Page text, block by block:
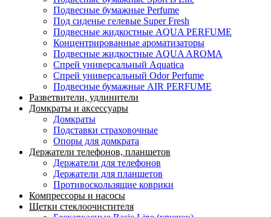
Подвесные бумажные Perfume
Под сиденье гелевые Super Fresh
Подвесные жидкостные AQUA PERFUME
Концентрированные ароматизаторы
Подвесные жидкостные AQUA AROMA
Спрей универсальный Aquatica
Спрей универсальный Odor Perfume
Подвесные бумажные AIR PERFUME
Разветвители, удлинители
Домкраты и аксессуары
Домкраты
Подставки страховочные
Опоры для домкрата
Держатели телефонов, планшетов
Держатели для телефонов
Держатели для планшетов
Противоскользящие коврики
Компрессоры и насосы
Щетки стеклоочистителя